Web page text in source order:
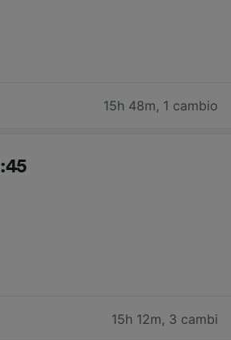
15h 48m, 1 cambio
15h 12m, 3 cambi